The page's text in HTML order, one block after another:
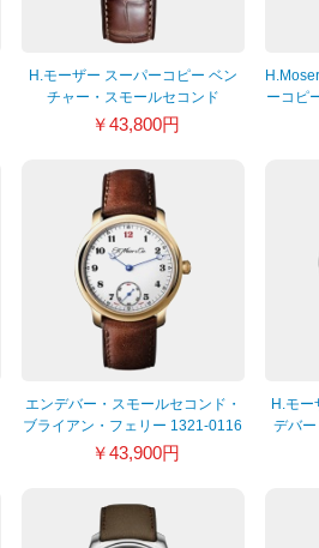
H.モーザー スーパーコピー ベン
チャー・スモールセコンド
H.Moser & Cie. 2327-0402
￥43,800円
ーコピ
エンデバー・スモールセコンド・
ブライアン・フェリー 1321-0116
￥43,900円
H.モー
デバ